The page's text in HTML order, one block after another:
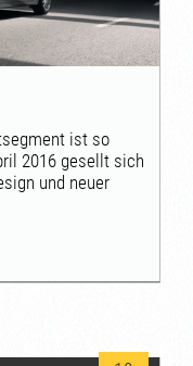
ist so
2016 gesellt sich
und neuer